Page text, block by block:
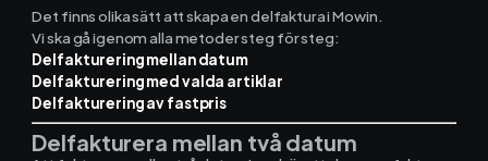
Priser
Prova Mowin 30 DAGAR
Det finns olika sätt att skapa en delfaktura i Mowin.
Vi ska gå igenom alla metoder steg för steg:
Delfakturering mellan datum
Delfakturering med valda artiklar
Delfakturering av fastpris
Delfakturera mellan två datum